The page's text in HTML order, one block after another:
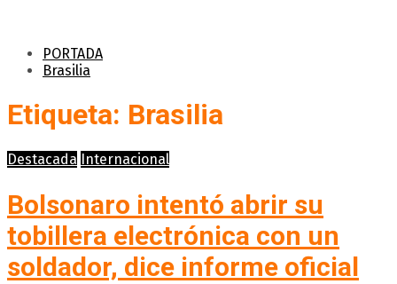
PORTADA
Brasilia
Etiqueta: Brasilia
Destacada Internacional
Bolsonaro intentó abrir su
tobillera electrónica con un
soldador, dice informe oficial